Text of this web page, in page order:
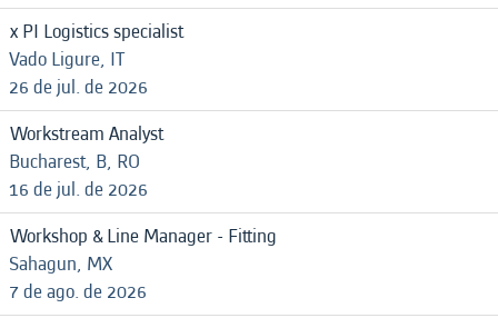
x PI Logistics specialist
Vado Ligure, IT
26 de jul. de 2026
Workstream Analyst
Bucharest, B, RO
16 de jul. de 2026
Workshop & Line Manager - Fitting
Sahagun, MX
7 de ago. de 2026